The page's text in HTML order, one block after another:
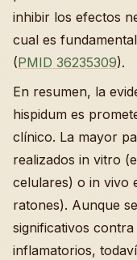
inhibir los efectos
cual es
(PMID 36235309).
En resumen, la
hispidum es
clínico. La mayor
realizados in vitro
celulares) o in vivo
ratones). Aunque
significativos
inflamatorios,